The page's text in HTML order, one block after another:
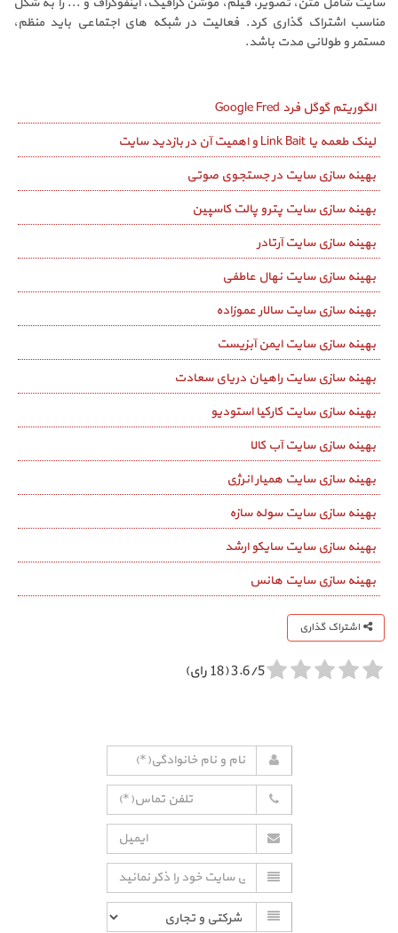
مناسب اشتراک گذاری کرد. فعالیت در شبکه های اجتماعی باید منظم،
مستمر و طولانی مدت باشد.
الگوریتم گوگل فرد Google Fred
لینک طعمه یا Link Bait و اهمیت آن در بازدید سایت
بهینه سازی سایت در جستجوی صوتی
بهینه سازی سایت پترو پالت کاسپین
بهینه سازی سایت آرتادر
بهینه سازی سایت نهال عاطفی
بهینه سازی سایت سالار عموزاده
بهینه سازی سایت ایمن آبزیست
بهینه سازی سایت راهیان دریای سعادت
بهینه سازی سایت کارکیا استودیو
بهینه سازی سایت آب کالا
بهینه سازی سایت همیار انرژی
بهینه سازی سایت سوله سازه
بهینه سازی سایت سایکو ارشد
بهینه سازی سایت هانس
اشتراک گذاری
3.6/5 (18 رای)